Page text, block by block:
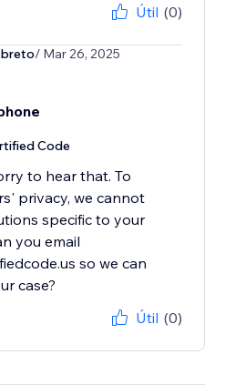
Útil (0)
/ Mar 26, 2025
Code
to hear that. To
privacy, we cannot
specific to your
you email
so we can
case?
Útil (0)